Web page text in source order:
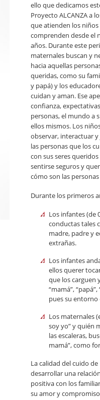
ello que dedicamos
Proyecto ALCANZA a
que atienden los
comprenden desde el
años. Durante este
maternales buscan y
hacia aquellas
queridas, como su
y papá) y los
cuidan y aman. Ese
confianza,
personas, el mundo a
ellos mismos. Los
observar, interactuar
las personas que los
con sus seres
sentirse seguros y
cómo son las
Durante los primeros
Los infantes (de
conductas tales
madre, padre y
extrañas.
Los infantes
ellos querer
que los carguen
“mamá”,
pues su entorno
Los maternales
soy yo” y quién
las escaleras,
mamá”, como
La calidad del cuido
desarrollar una
positiva con los
su amor y